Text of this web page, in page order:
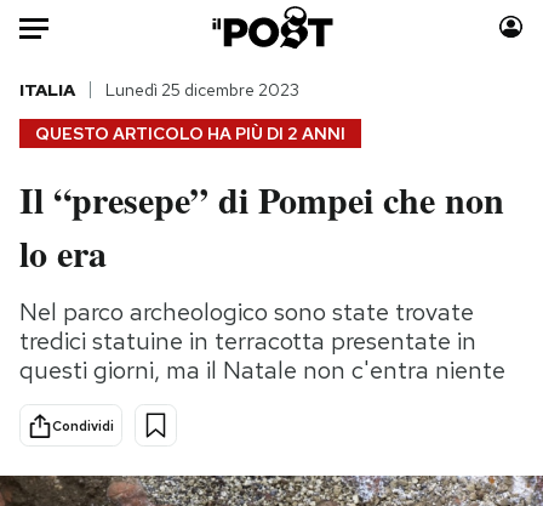
Auto
HOME
Italia
Politica
Tecnologia
Internet
Scienza
Cultura
Economia
Sport
Moda
Storie/Idee
Ok Boomer!
Media
Mondiali calcio 2026
QUESTO ARTICOLO HA PIÙ DI 2 ANNI
ITALIA Lunedì 25 dicembre 2023
Il “presepe” di Pompei che non
lo era
Nel parco archeologico sono state trovate
tredici statuine in terracotta presentate in
questi giorni, ma il Natale non c'entra niente
Condividi